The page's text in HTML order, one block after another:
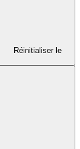
Réinitialiser le